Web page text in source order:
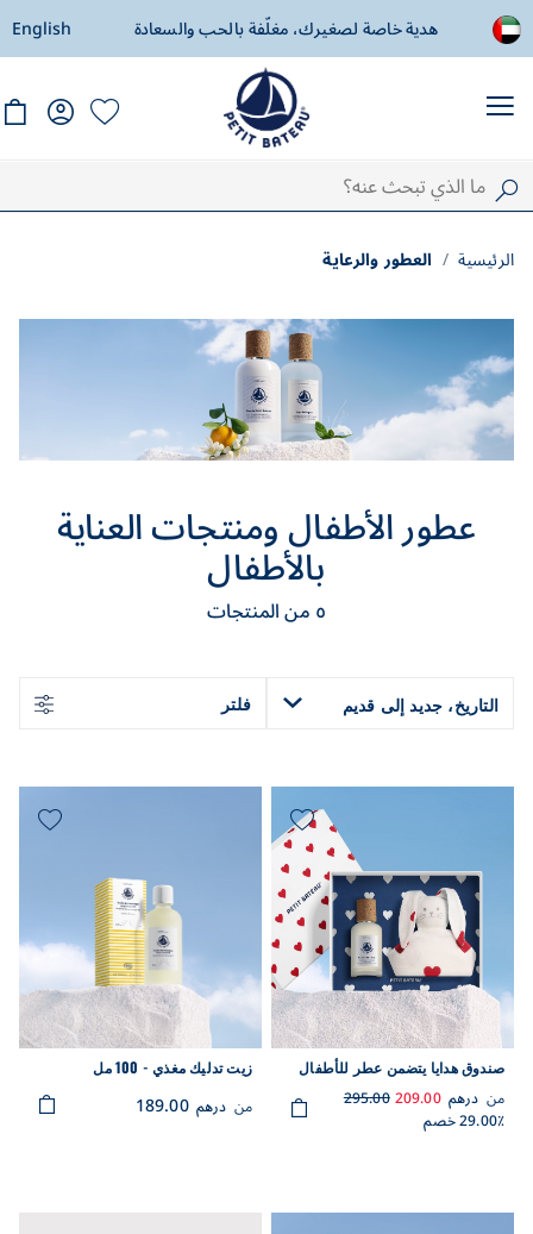
هدية خاصة لصغيرك، مغلّفة بالحب والسعادة توصيل مجاني
English
الرئيسية العطور والرعاية
عطور الأطفال ومنتجات العناية
بالأطفال
٥من المنتجات
التاريخ، جديد إلى قديم فلتر
صندوق هدايا يتضمن عطر للأطفال
قلوب
من درهم 209.00
295.00
29.00٪ خصم
زيت تدليك مغذي - 100 مل
من درهم 189.00